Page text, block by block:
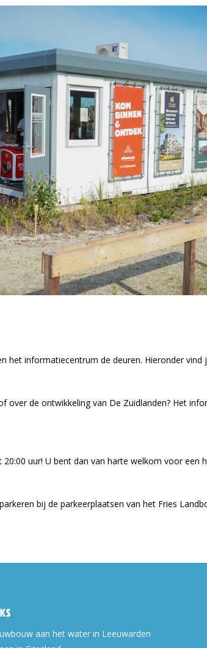
het informatiecentrum de deuren. Hieronder
over de ontwikkeling van De Zuidlanden? Het
uur! U bent dan van harte welkom voor een
bij de parkeerplaatsen van het Fries
aan het water in Leeuwarden